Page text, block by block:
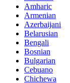
Amharic
Armenian
Azerbaijani
Belarusian
Bengali
Bosnian
Bulgarian
Cebuano
Chichewa